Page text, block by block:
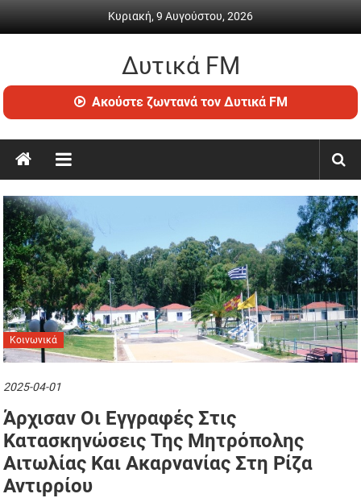
Κυριακή, 9 Αυγούστου, 2026
Δυτικά FM
Ραδιόφωνο
•
ενημέρωση
Ακούστε ζωντανά τον Δυτικά FM
Κοινωνικά
2025-04-01
Άρχισαν Οι Εγγραφές Στις
Κατασκηνώσεις Της Μητρόπολης
Αιτωλίας Και Ακαρνανίας Στη Ρίζα
Αντιρρίου